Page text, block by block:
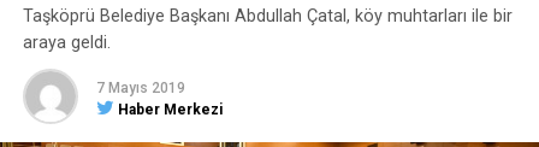
Taşköprü Belediye Başkanı Abdullah Çatal, köy muhtarları ile bir
araya geldi.
7 Mayıs 2019
Haber Merkezi